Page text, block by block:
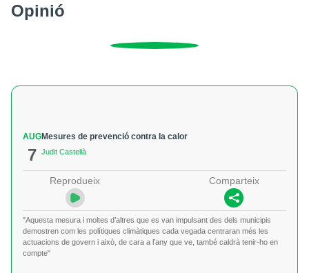
Opinió
AUG
7
Mesures de prevenció contra la calor
Judit Castellà
Reprodueix Comparteix
"Aquesta mesura i moltes d’altres que es van impulsant des dels municipis
demostren com les polítiques climàtiques cada vegada centraran més les
actuacions de govern i això, de cara a l’any que ve, també caldrà tenir-ho en
compte"